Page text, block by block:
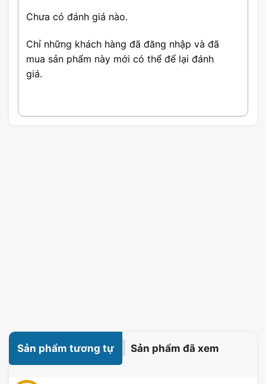
Chưa có đánh giá nào.
Chỉ những khách hàng đã đăng nhập và đã
mua sản phẩm này mới có thể để lại đánh
giá.
Sản phẩm tương tự Sản phẩm đã xem